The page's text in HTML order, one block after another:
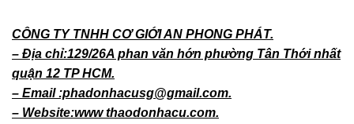
CÔNG TY TNHH CƠ GIỚI AN PHONG PHÁT.
– Địa chỉ:129/26A phan văn hớn phường Tân Thới nhất
quận 12 TP HCM.
– Email :phadonhacusg@gmail.com.
– Website:www thaodonhacu.com.